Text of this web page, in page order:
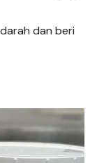
dan beri